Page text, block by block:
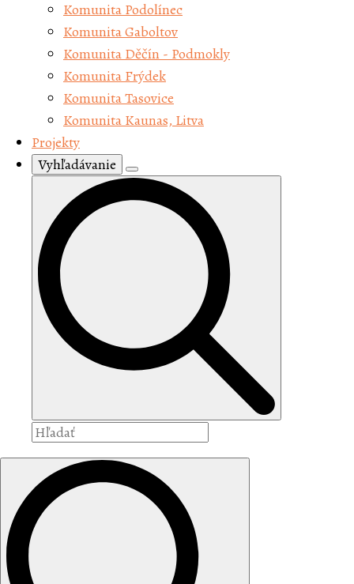
Komunita Podolínec
Komunita Gaboltov
Komunita Děčín - Podmokly
Komunita Frýdek
Komunita Tasovice
Komunita Kaunas, Litva
Projekty
Vyhľadávanie